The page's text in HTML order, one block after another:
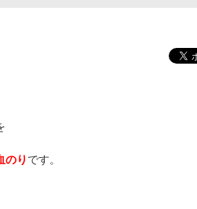
のり です。